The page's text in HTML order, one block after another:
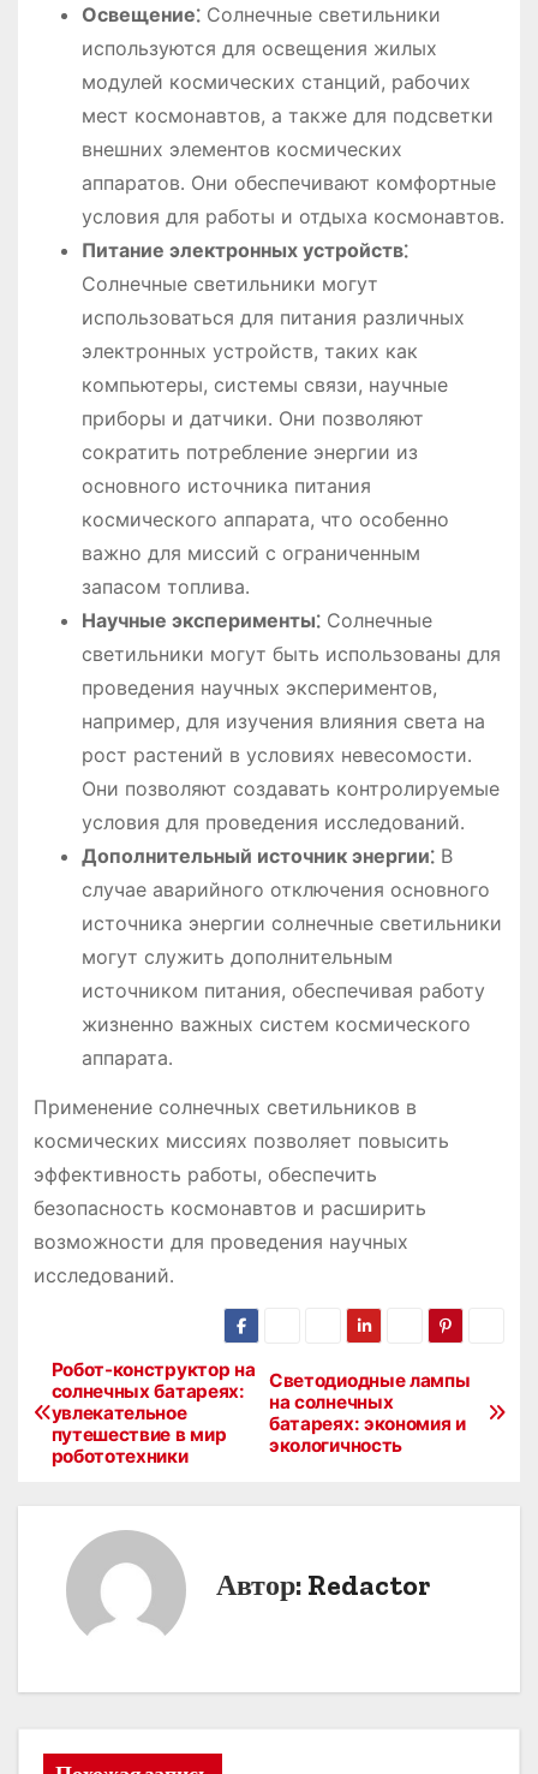
Освещение⁚Солнечные светильники
используются для освещения жилых
модулей космических станций, рабочих
мест космонавтов, а также для подсветки
внешних элементов космических
аппаратов․ Они обеспечивают комфортные
условия для работы и отдыха космонавтов․
Питание электронных устройств⁚
Солнечные светильники могут
использоваться для питания различных
электронных устройств, таких как
компьютеры, системы связи, научные
приборы и датчики․ Они позволяют
сократить потребление энергии из
основного источника питания
космического аппарата, что особенно
важно для миссий с ограниченным
запасом топлива․
Научные эксперименты⁚Солнечные
светильники могут быть использованы для
проведения научных экспериментов,
например, для изучения влияния света на
рост растений в условиях невесомости․
Они позволяют создавать контролируемые
условия для проведения исследований․
Дополнительный источник энергии⁚В
случае аварийного отключения основного
источника энергии солнечные светильники
могут служить дополнительным
источником питания, обеспечивая работу
жизненно важных систем космического
аппарата․
Применение солнечных светильников в
космических миссиях позволяет повысить
эффективность работы, обеспечить
безопасность космонавтов и расширить
возможности для проведения научных
исследований․
Н
а
Светодиодные лампы
на солнечных
батареях: экономия и
экологичность
Робот-конструктор на
солнечных батареях:
увлекательное
путешествие в мир
робототехники
Автор: Redactor